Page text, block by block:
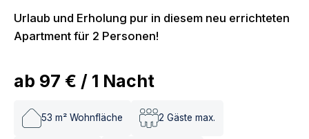
Urlaub und Erholung pur in diesem neu errichteten
Apartment für 2 Personen!
ab 97 € / 1 Nacht
53 m² Wohnfläche 2 Gäste max.